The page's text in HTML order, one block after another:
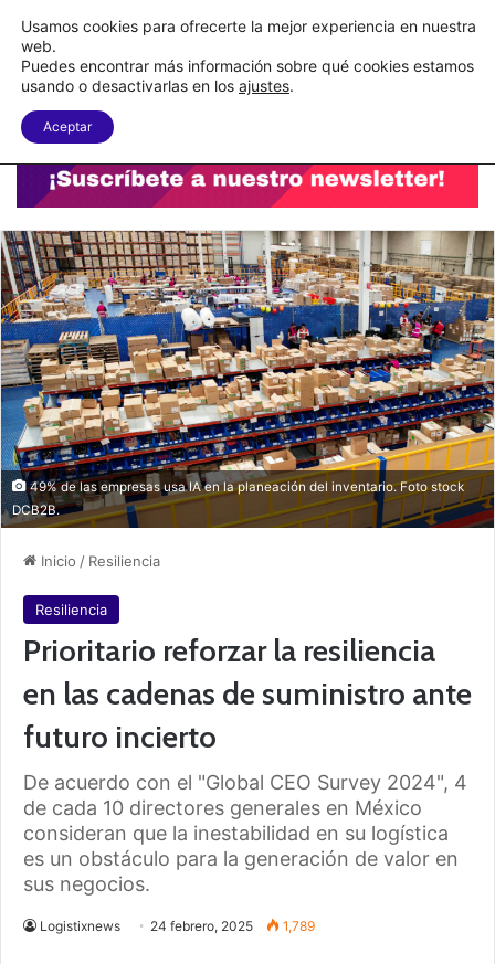
C&A México completa la implementación de su WMS en la nube
Menu
49% de las empresas usa IA en la planeación del inventario. Foto stock
DCB2B.
Inicio / Resiliencia
Resiliencia
Prioritario reforzar la resiliencia
en las cadenas de suministro ante
futuro incierto
De acuerdo con el "Global CEO Survey 2024", 4
de cada 10 directores generales en México
consideran que la inestabilidad en su logística
es un obstáculo para la generación de valor en
sus negocios.
Logistixnews 24 febrero, 2025 1,789
Usamos cookies para ofrecerte la mejor experiencia en nuestra
web.
Puedes encontrar más información sobre qué cookies estamos
usando o desactivarlas en los ajustes.
Aceptar